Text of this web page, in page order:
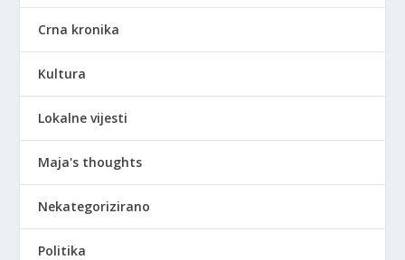
Crna kronika
Kultura
Lokalne vijesti
Maja's thoughts
Nekategorizirano
Politika